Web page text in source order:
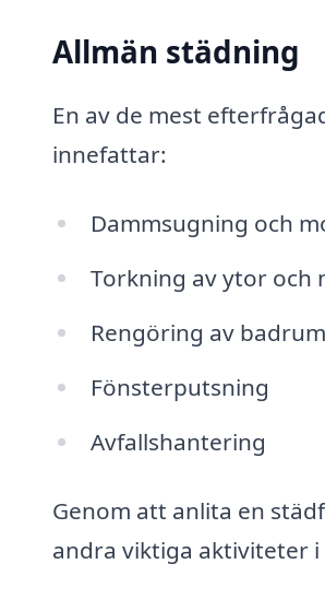
Allmän städning
En av de mest
innefattar:
Dammsugning och
Torkning av ytor och
Rengöring av
Fönsterputsning
Avfallshantering
Genom att anlita en
andra viktiga aktiviteter i